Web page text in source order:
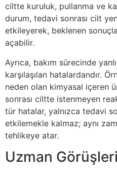
ciltte kuruluk, pullanma ve
durum, tedavi sonrası cilt
etkileyerek, beklenen
açabilir.
Ayrıca, bakım sürecinde
karşılaşılan hatalardandır.
neden olan kimyasal içeren
sonrası ciltte istenmeyen
tür hatalar, yalnızca tedavi
etkilemekle kalmaz; aynı
tehlikeye atar.
Uzman Görüşleri